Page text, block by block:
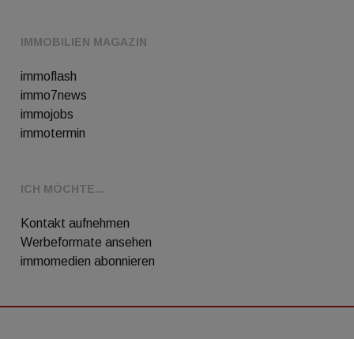
IMMOBILIEN MAGAZIN
immoflash
immo7news
immojobs
immotermin
ICH MÖCHTE...
Kontakt aufnehmen
Werbeformate ansehen
immomedien abonnieren